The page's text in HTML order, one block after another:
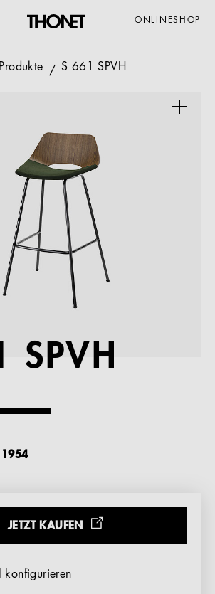
ONLINESHOP
HOTEL
S 661 SPVH
SPVH
1954
JETZT KAUFEN
konfigurieren